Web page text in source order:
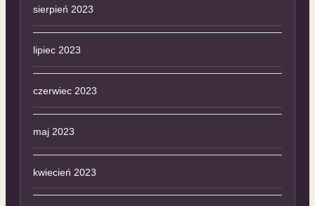
sierpień 2023
lipiec 2023
czerwiec 2023
maj 2023
kwiecień 2023